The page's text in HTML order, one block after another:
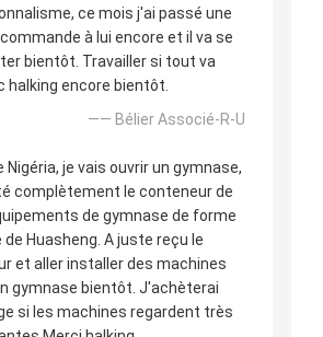
ce mois j'ai passé une
à lui encore et il va se
bientôt. Travailler si tout va
halking encore bientôt.
—— Bélier Associé-R-U
Nigéria, je vais ouvrir un gymnase,
complètement le conteneur de
de gymnase de forme
de Huasheng. A juste reçu le
et aller installer des machines
gymnase bientôt. J'achèterai
si les machines regardent très